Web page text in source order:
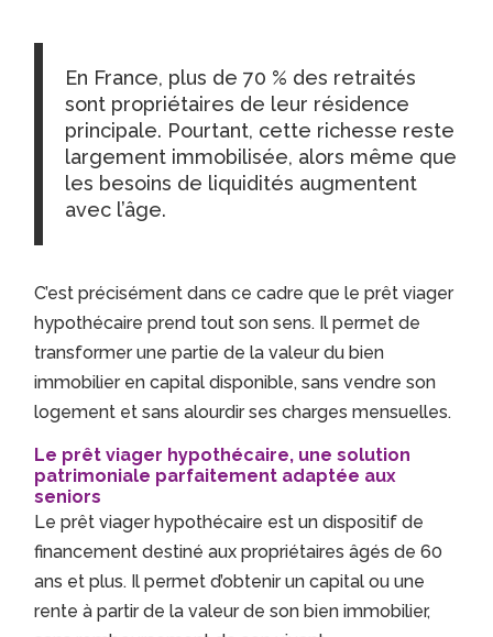
En France, plus de 70 % des retraités
sont propriétaires de leur résidence
principale. Pourtant, cette richesse reste
largement immobilisée, alors même que
les besoins de liquidités augmentent
avec l’âge.
C’est précisément dans ce cadre que le prêt viager
hypothécaire prend tout son sens. Il permet de
transformer une partie de la valeur du bien
immobilier en capital disponible, sans vendre son
logement et sans alourdir ses charges mensuelles.
Le prêt viager hypothécaire, une solution
patrimoniale parfaitement adaptée aux
seniors
Le prêt viager hypothécaire est un dispositif de
financement destiné aux propriétaires âgés de 60
ans et plus. Il permet d’obtenir un capital ou une
rente à partir de la valeur de son bien immobilier,